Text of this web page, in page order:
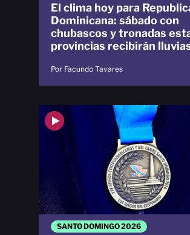
El clima hoy para
Dominicana: sábado con
chubascos y tronadas
provincias recibirán
Por Facundo Tavares
SANTO DOMINGO 2026